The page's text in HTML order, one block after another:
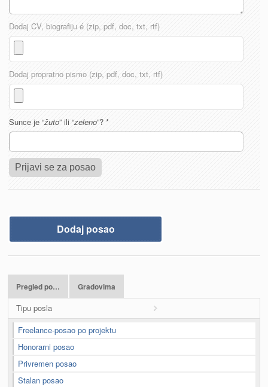
Dodaj CV, biografiju é (zip, pdf, doc, txt, rtf)
Dodaj propratno pismo (zip, pdf, doc, txt, rtf)
Sunce je “žuto” ili “zeleno”?*
Dodaj posao
Pregled po… Gradovima
Tipu posla
Freelance-posao po projektu
Honorarni posao
Privremen posao
Stalan posao